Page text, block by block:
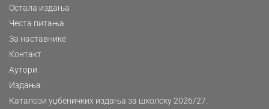
Остала издања
Честа питања
За наставнике
Контакт
Аутори
Издања
Каталози уџбеничких издања за школску 2026/27.